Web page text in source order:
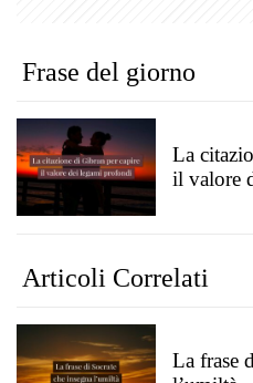
Frase del giorno
La
il valore
Articoli Correlati
La frase